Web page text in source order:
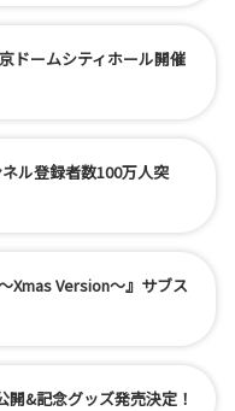
ドームシティホール開催
ル登録者数100万人突
Xmas Version～』サブス
開&記念グッズ発売決定！